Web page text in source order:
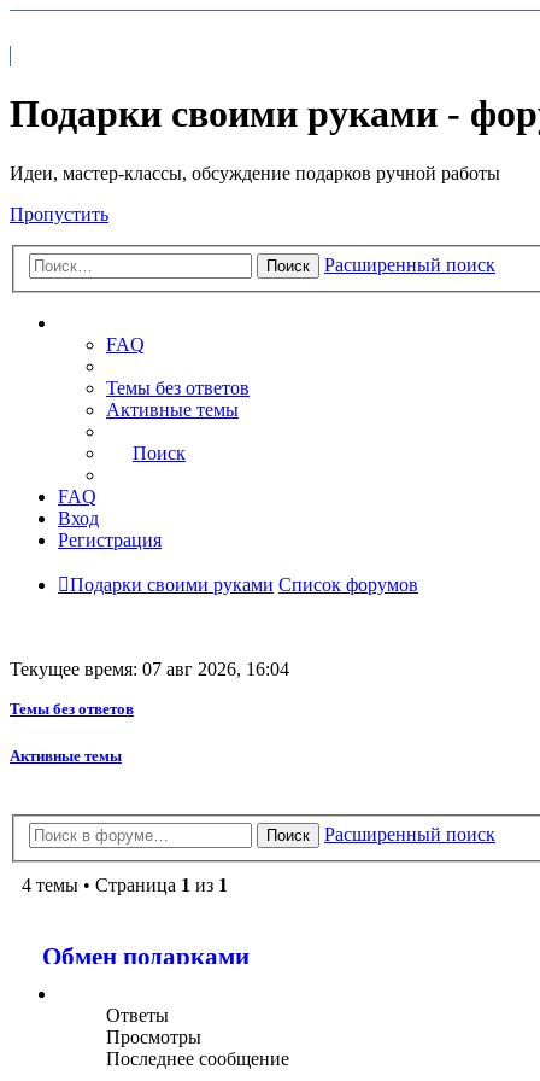
Подарки своими руками -
Идеи, мастер-классы, обсуждение подарков ручной работы
Пропустить
Поиск Расширенный поиск
FAQ
Темы без ответов
Активные темы
Поиск
FAQ
Вход
Регистрация
Подарки своими руками Список форумов
Текущее время: 07 авг 2026, 16:04
Темы без ответов
Активные темы
Поиск Расширенный поиск
4 темы • Страница 1 из 1
Обмен подарками
Ответы
Просмотры
Последнее сообщение